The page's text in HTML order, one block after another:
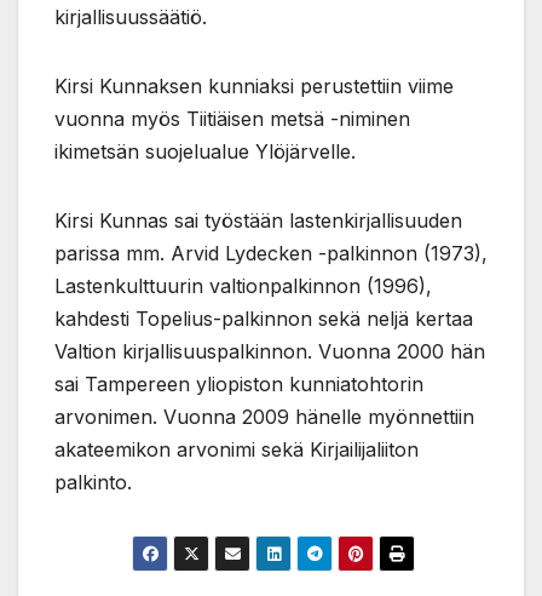
kirjallisuussäätiö.
Kirsi Kunnaksen kunniaksi perustettiin viime
vuonna myös Tiitiäisen metsä -niminen
ikimetsän suojelualue Ylöjärvelle.
Kirsi Kunnas sai työstään lastenkirjallisuuden
parissa mm. Arvid Lydecken -palkinnon (1973),
Lastenkulttuurin valtionpalkinnon (1996),
kahdesti Topelius-palkinnon sekä neljä kertaa
Valtion kirjallisuuspalkinnon. Vuonna 2000 hän
sai Tampereen yliopiston kunniatohtorin
arvonimen. Vuonna 2009 hänelle myönnettiin
akateemikon arvonimi sekä Kirjailijaliiton
palkinto.